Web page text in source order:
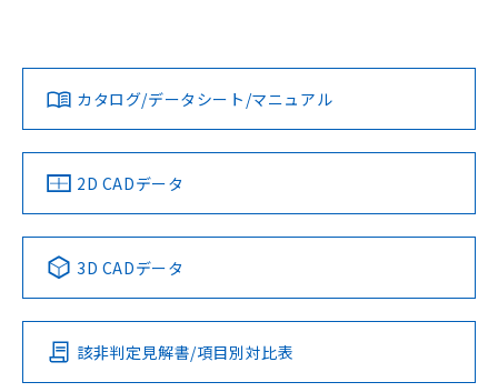
ダウンロードデータをご利用いただく前に、以下を必ずお読
みください。
ソフトウェアの使用条件
対応済み
中国 RoHS 注意事項・凡例
Pb Hg Cd Cr(VI)
O
カタログ/データシート/マニュアル
2D CADデータ
3D CADデータ
該非判定見解書/項目別対比表